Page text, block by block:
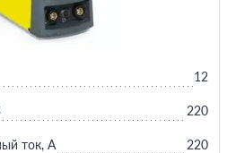
12
220
ток, А 220